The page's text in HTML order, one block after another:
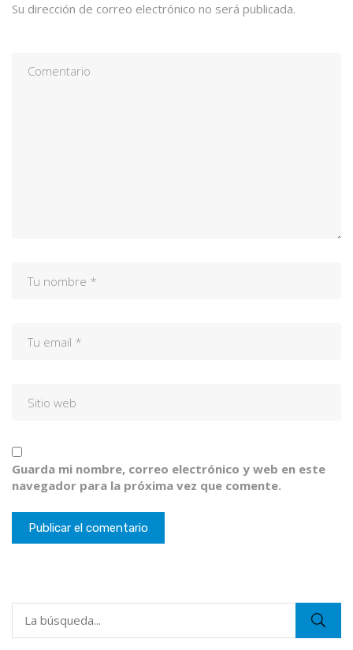
Su dirección de correo electrónico no será publicada.
Guarda mi nombre, correo electrónico y web en este
navegador para la próxima vez que comente.